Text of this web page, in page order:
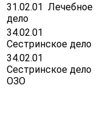
31.02.01 Лечебное
дело
34.02.01
Сестринское дело
34.02.01
Сестринское дело
ОЗО